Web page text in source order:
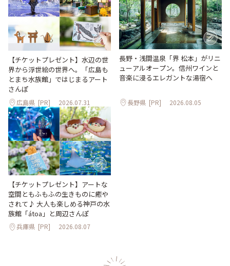
【チケットプレゼント】水辺の世
界から浮世絵の世界へ。「広島も
とまち水族館」ではじまるアート
さんぽ
広島県 [PR] 2026.07.31
長野・浅間温泉「界 松本」がリニ
ューアルオープン。信州ワインと
音楽に浸るエレガントな湯宿へ
長野県 [PR] 2026.08.05
【チケットプレゼント】アートな
空間ともふもふの生きものに癒や
されて♪ 大人も楽しめる神戸の水
族館「átoa」と周辺さんぽ
兵庫県 [PR] 2026.08.07